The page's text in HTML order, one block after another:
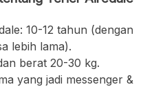
10-12 tahun (dengan
lebih lama).
berat 20-30 kg.
yang jadi messenger &